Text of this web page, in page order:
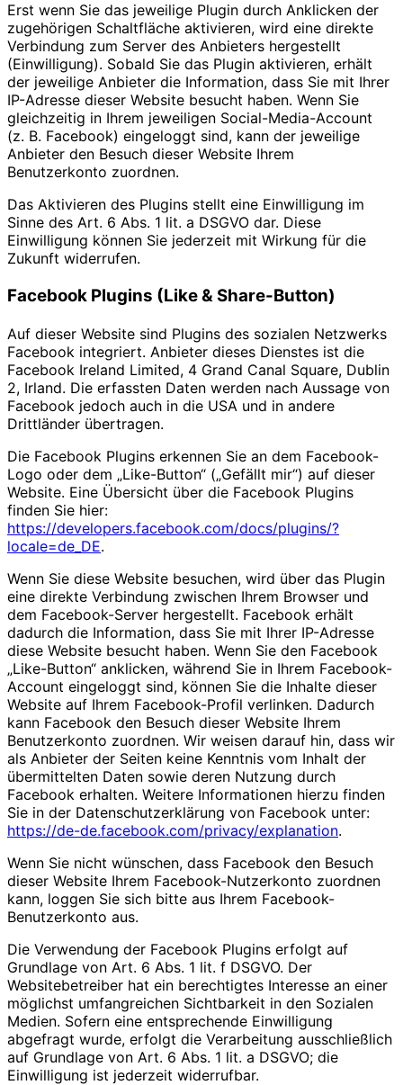
Erst wenn Sie das jeweilige Plugin durch Anklicken der
zugehörigen Schaltfläche aktivieren, wird eine direkte
Verbindung zum Server des Anbieters hergestellt
(Einwilligung). Sobald Sie das Plugin aktivieren, erhält
der jeweilige Anbieter die Information, dass Sie mit Ihrer
IP-Adresse dieser Website besucht haben. Wenn Sie
gleichzeitig in Ihrem jeweiligen Social-Media-Account
(z. B. Facebook) eingeloggt sind, kann der jeweilige
Anbieter den Besuch dieser Website Ihrem
Benutzerkonto zuordnen.
Das Aktivieren des Plugins stellt eine Einwilligung im
Sinne des Art. 6 Abs. 1 lit. a DSGVO dar. Diese
Einwilligung können Sie jederzeit mit Wirkung für die
Zukunft widerrufen.
Facebook Plugins (Like & Share-Button)
Auf dieser Website sind Plugins des sozialen Netzwerks
Facebook integriert. Anbieter dieses Dienstes ist die
Facebook Ireland Limited, 4 Grand Canal Square, Dublin
2, Irland. Die erfassten Daten werden nach Aussage von
Facebook jedoch auch in die USA und in andere
Drittländer übertragen.
Die Facebook Plugins erkennen Sie an dem Facebook-
Logo oder dem „Like-Button“ („Gefällt mir“) auf dieser
Website. Eine Übersicht über die Facebook Plugins
finden Sie hier:
https://developers.facebook.com/docs/plugins/?
locale=de_DE.
Wenn Sie diese Website besuchen, wird über das Plugin
eine direkte Verbindung zwischen Ihrem Browser und
dem Facebook-Server hergestellt. Facebook erhält
dadurch die Information, dass Sie mit Ihrer IP-Adresse
diese Website besucht haben. Wenn Sie den Facebook
„Like-Button“ anklicken, während Sie in Ihrem Facebook-
Account eingeloggt sind, können Sie die Inhalte dieser
Website auf Ihrem Facebook-Profil verlinken. Dadurch
kann Facebook den Besuch dieser Website Ihrem
Benutzerkonto zuordnen. Wir weisen darauf hin, dass wir
als Anbieter der Seiten keine Kenntnis vom Inhalt der
übermittelten Daten sowie deren Nutzung durch
Facebook erhalten. Weitere Informationen hierzu finden
Sie in der Datenschutzerklärung von Facebook unter:
https://de-de.facebook.com/privacy/explanation.
Wenn Sie nicht wünschen, dass Facebook den Besuch
dieser Website Ihrem Facebook-Nutzerkonto zuordnen
kann, loggen Sie sich bitte aus Ihrem Facebook-
Benutzerkonto aus.
Die Verwendung der Facebook Plugins erfolgt auf
Grundlage von Art. 6 Abs. 1 lit. f DSGVO. Der
Websitebetreiber hat ein berechtigtes Interesse an einer
möglichst umfangreichen Sichtbarkeit in den Sozialen
Medien. Sofern eine entsprechende Einwilligung
abgefragt wurde, erfolgt die Verarbeitung ausschließlich
auf Grundlage von Art. 6 Abs. 1 lit. a DSGVO; die
Einwilligung ist jederzeit widerrufbar.